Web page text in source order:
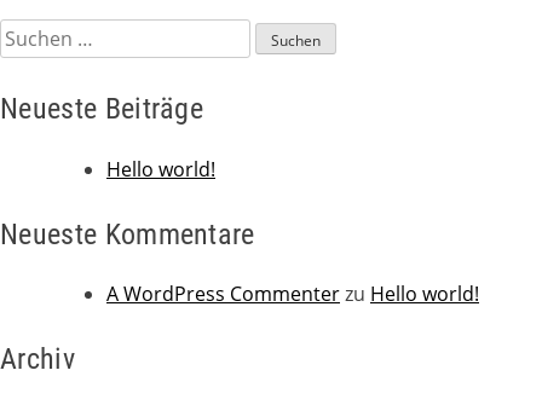
Suchen
nach:
Neueste Beiträge
Hello world!
Neueste Kommentare
A WordPress Commenterzu Hello world!
Archiv